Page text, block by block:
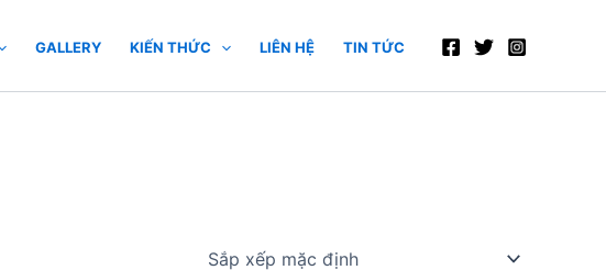
GALLERY KIẾN THỨC LIÊN HỆ TIN TỨC